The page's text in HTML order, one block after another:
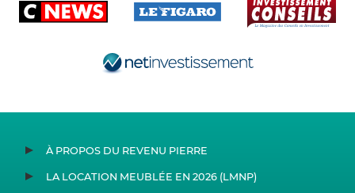
À PROPOS DU REVENU PIERRE
LA LOCATION MEUBLÉE EN 2026 (LMNP)